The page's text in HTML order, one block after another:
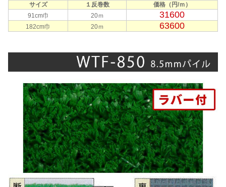
サイズ １反巻数
価格（円/ｍ）
91cm巾
20ｍ 31600
182cm巾 20ｍ 63600